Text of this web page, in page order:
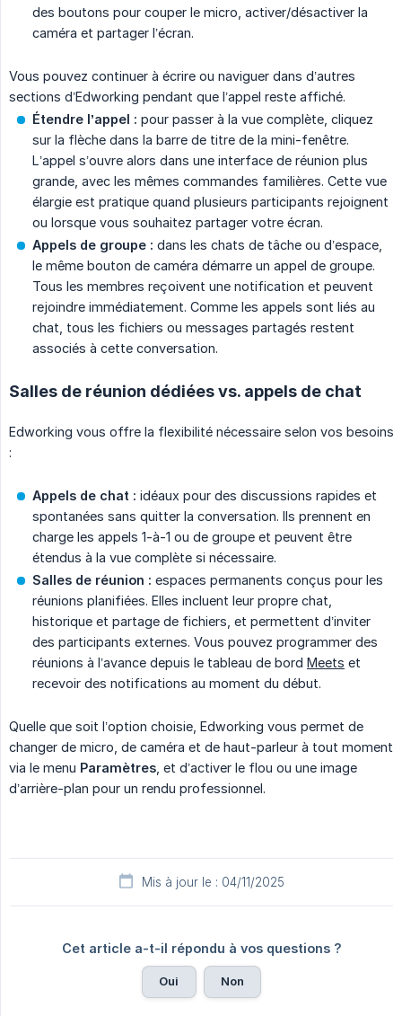
des boutons pour couper le micro, activer/désactiver la
caméra et partager l’écran.
Vous pouvez continuer à écrire ou naviguer dans d’autres
sections d’Edworking pendant que l’appel reste affiché.
Étendre l’appel : pour passer à la vue complète, cliquez
sur la flèche dans la barre de titre de la mini-fenêtre.
L’appel s’ouvre alors dans une interface de réunion plus
grande, avec les mêmes commandes familières. Cette vue
élargie est pratique quand plusieurs participants rejoignent
ou lorsque vous souhaitez partager votre écran.
Appels de groupe : dans les chats de tâche ou d’espace,
le même bouton de caméra démarre un appel de groupe.
Tous les membres reçoivent une notification et peuvent
rejoindre immédiatement. Comme les appels sont liés au
chat, tous les fichiers ou messages partagés restent
associés à cette conversation.
Salles de réunion dédiées vs. appels de chat
Edworking vous offre la flexibilité nécessaire selon vos besoins
:
Appels de chat : idéaux pour des discussions rapides et
spontanées sans quitter la conversation. Ils prennent en
charge les appels 1-à-1 ou de groupe et peuvent être
étendus à la vue complète si nécessaire.
Salles de réunion : espaces permanents conçus pour les
réunions planifiées. Elles incluent leur propre chat,
historique et partage de fichiers, et permettent d’inviter
des participants externes. Vous pouvez programmer des
réunions à l’avance depuis le tableau de bord Meets et
recevoir des notifications au moment du début.
Quelle que soit l’option choisie, Edworking vous permet de
changer de micro, de caméra et de haut-parleur à tout moment
via le menu Paramètres , et d’activer le flou ou une image
d’arrière-plan pour un rendu professionnel.
Mis à jour le : 04/11/2025
Cet article a-t-il répondu à vos questions ?
Oui Non